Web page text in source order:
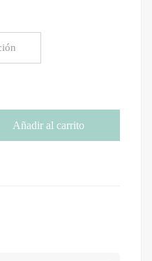
Añadir al carrito